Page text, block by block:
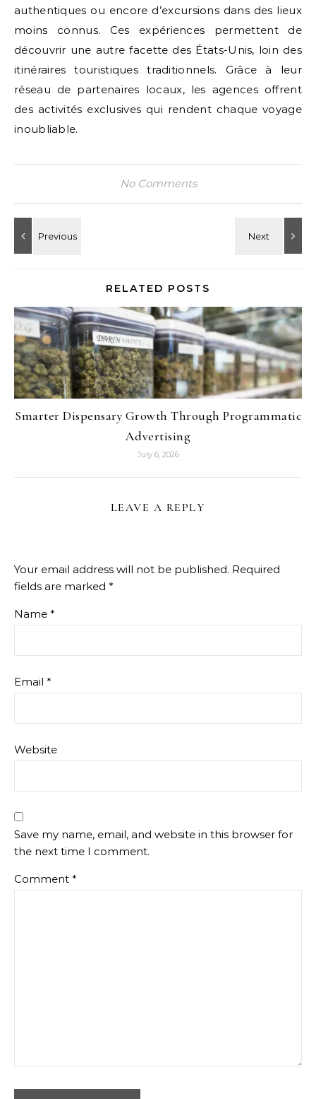
authentiques ou encore d’excursions dans des lieux
moins connus. Ces expériences permettent de
découvrir une autre facette des États-Unis, loin des
itinéraires touristiques traditionnels. Grâce à leur
réseau de partenaires locaux, les agences offrent
des activités exclusives qui rendent chaque voyage
inoubliable.
No Comments
RELATED POSTS
Smarter Dispensary Growth Through Programmatic
Advertising
July 6, 2026
LEAVE A REPLY
Your email address will not be published. Required
fields are marked *
Name *
Email *
Website
Save my name, email, and website in this browser for
the next time I comment.
Comment *